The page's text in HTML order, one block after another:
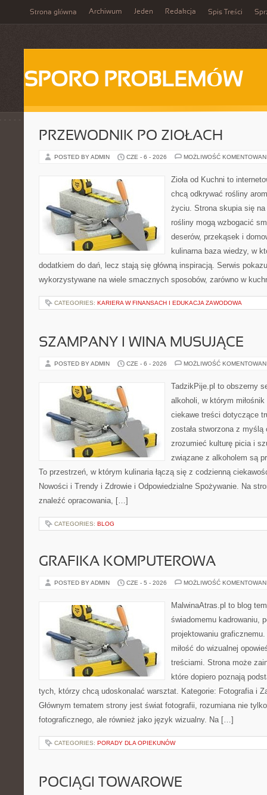
Strona główna Archiwum Jeden Redakcja Spis Treści
SPORO PROBLEMÓW
PRZEWODNIK PO ZIOŁACH
POSTED BY ADMIN CZE - 6 - 2026 MOŻLIWOŚĆ
Zioła od Kuchni to
chcą odkrywać rośliny
życiu. Strona skupia się
rośliny mogą wzbogacić
deserów, przekąsek i
kulinarna baza wiedzy, w
dodatkiem do dań, lecz stają się główną inspiracją. Serwis
wykorzystywane na wiele smacznych sposobów, zarówno w
CATEGORIES: KARIERA W FINANSACH I EDUKACJA ZAWODOWA
SZAMPANY I WINA MUSUJĄCE
POSTED BY ADMIN CZE - 6 - 2026 MOŻLIWOŚĆ
TadzikPije.pl to obszerny
alkoholi, w którym
ciekawe treści dotyczące
została stworzona z
zrozumieć kulturę picia i
związane z alkoholem są
To przestrzeń, w którym kulinaria łączą się z codzienną
Nowości i Trendy i Zdrowie i Odpowiedzialne Spożywanie. Na
znaleźć opracowania, […]
CATEGORIES: BLOG
GRAFIKA KOMPUTEROWA
POSTED BY ADMIN CZE - 5 - 2026 MOŻLIWOŚĆ
MalwinaAtras.pl to blog
świadomemu kadrowaniu,
projektowaniu
miłość do wizualnej
treściami. Strona może
które dopiero poznają
tych, którzy chcą udoskonalać warsztat. Kategorie: Fotografia i
Głównym tematem strony jest świat fotografii, rozumiana nie
fotograficznego, ale również jako język wizualny. Na […]
CATEGORIES: PORADY DLA OPIEKUNÓW
POCIĄGI TOWAROWE